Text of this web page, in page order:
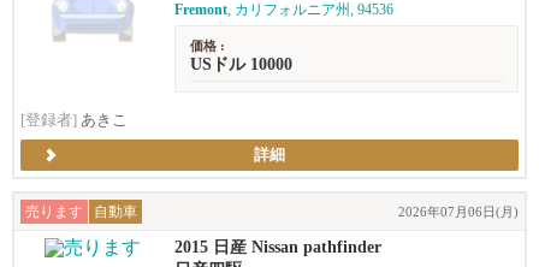
Fremont, カリフォルニア州, 94536
価格 :
USドル 10000
[登録者] あきこ
詳細
売ります 自動車 2026年07月06日(月)
2015 日産 Nissan pathfinder